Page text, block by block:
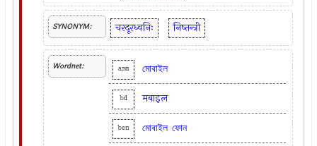
SYNONYM: चरदूरध्वनिः निष्तन्त्री
Wordnet: asm মোবাইল
bd मबाइल
ben মোবাইল ফোন